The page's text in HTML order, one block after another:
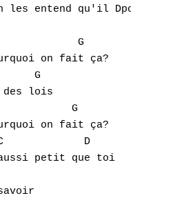
les entend qu'il Dponde
G
on fait ça?
G
des lois
G
on fait ça?
D
petit que toi